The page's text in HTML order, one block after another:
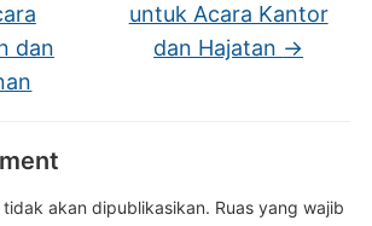
dan
untuk Acara Kantor
dan Hajatan →
tidak akan dipublikasikan. Ruas yang wajib